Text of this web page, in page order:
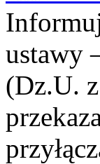
ustawy
(Dz.U.